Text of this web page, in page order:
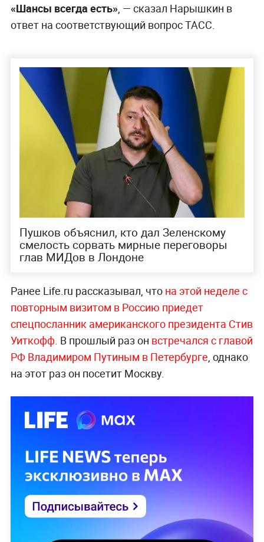
«Шансы всегда есть», — сказал Нарышкин в
ответ на соответствующий вопрос ТАСС.
Пушков объяснил, кто дал Зеленскому
смелость сорвать мирные переговоры
глав МИДов в Лондоне
Ранее Life.ru рассказывал, что на этой неделе с
повторным визитом в Россию приедет
спецпосланник американского президента Стив
Уиткофф. В прошлый раз он встречался с главой
РФ Владимиром Путиным в Петербурге, однако
на этот раз он посетит Москву.